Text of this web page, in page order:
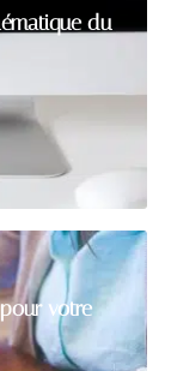
du
votre